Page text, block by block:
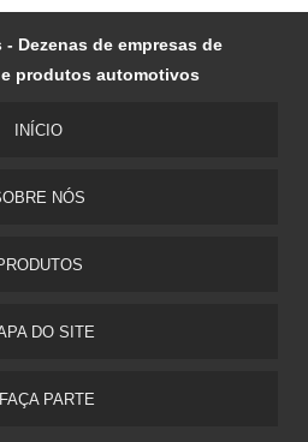
Dezenas de empresas de
produtos automotivos
INÍCIO
NÓS
DO SITE
PARTE